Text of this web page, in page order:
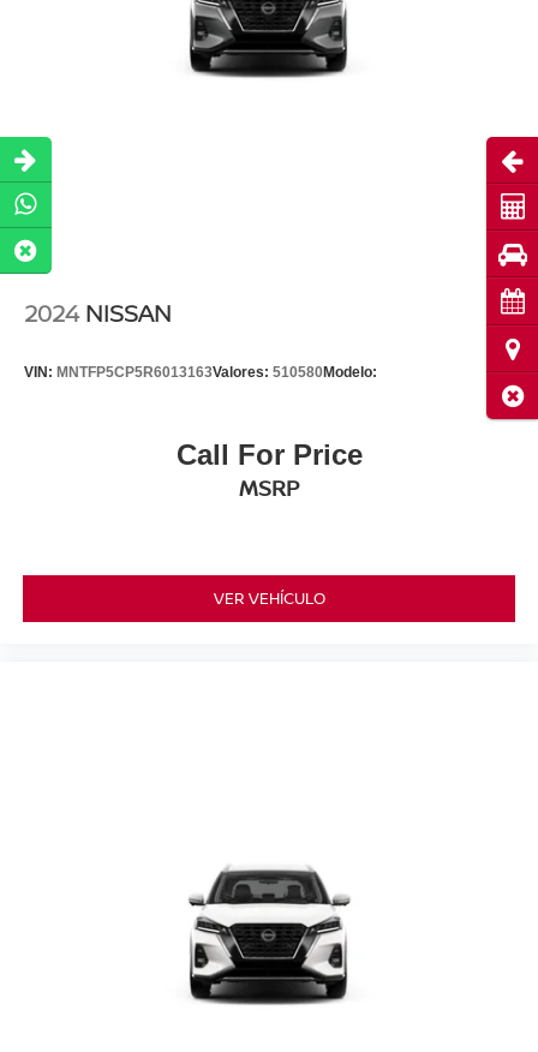
2024 NISSAN
VIN: MNTFP5CP5R6013163Valores: 510580Modelo:
Call For Price
MSRP
VER VEHÍCULO